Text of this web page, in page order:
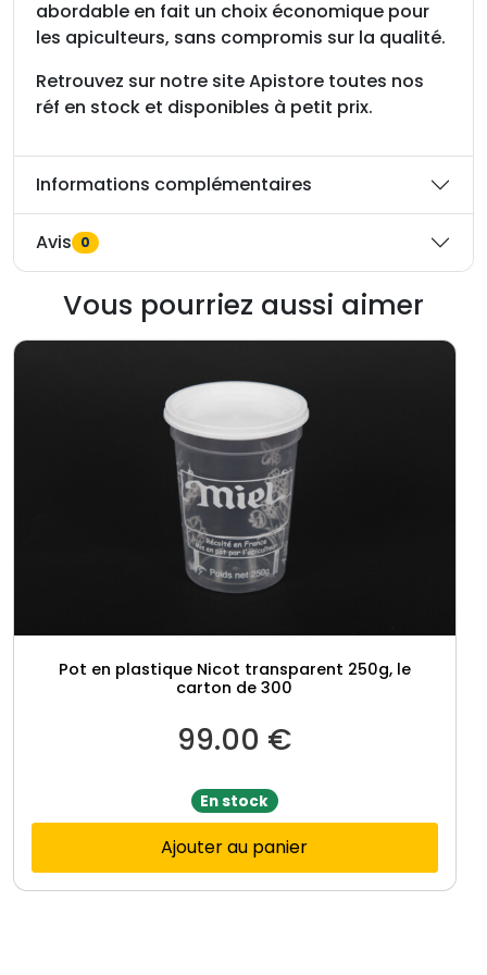
abordable en fait un choix économique pour
les apiculteurs, sans compromis sur la qualité.
Retrouvez sur notre site Apistore toutes nos
réf en stock et disponibles à petit prix.
Informations complémentaires
Avis 0
Vous pourriez aussi aimer
Pot en plastique Nicot transparent 250g, le
carton de 300
99.00 €
En stock
Ajouter au panier